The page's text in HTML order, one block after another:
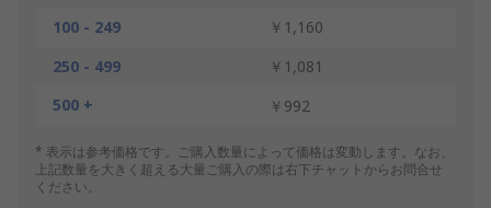
100 - 249
￥1,160
250 - 499
￥1,081
500 +
￥992
* 表示は参考価格です。ご購入数量によって価格は変動します。なお、
上記数量を大きく超える大量ご購入の際は右下チャットからお問合せ
ください。